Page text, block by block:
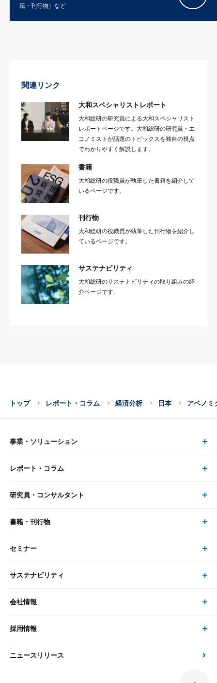
籍・刊行物）など
関連リンク
大和スペシャリストレポート
大和総研の研究員による大和スペシャリスト
レポートページです。大和総研の研究員・エ
コノミストが話題のトピックスを独自の視点
でわかりやすく解説します。
書籍
大和総研の役職員が執筆した書籍を紹介して
いるページです。
刊行物
大和総研の役職員が執筆した刊行物を紹介し
ているページです。
サステナビリティ
大和総研のサステナビリティの取り組みの紹
介ページです。
トップ レポート・コラム 経済分析 日本 アベノミ
事業・ソリューション
事業・ソリューション トップ
リサーチ
大和総研の強み
先端テクノロジーに基づく新たな価値の創出
レポート・コラム
レポート・コラム トップ
最新のレポート・コラム
政策分析
研究員・コンサルタント
研究員・コンサルタント トップ
研究員
書籍・刊行物
書籍・刊行物 トップ
書籍
セミナー
セミナー トップ
現在受付中のセミナー・イベント
サステナビリティ
サステナビリティの取り組み
次世代社会への貢献
会社情報
会社情報 トップ
会社概要・役員一覧
採用情報
採用情報 トップ
ニュースリリース